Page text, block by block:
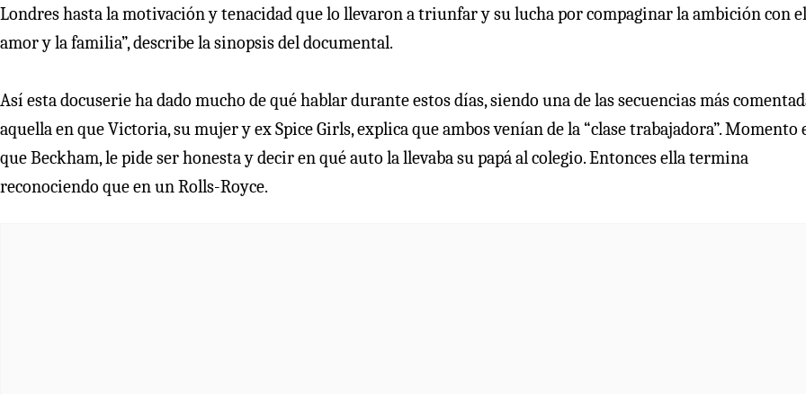
Londres hasta la motivación y tenacidad que lo llevaron a triunfar y su lucha por compaginar la ambición con el
amor y la familia”, describe la sinopsis del documental.
Así esta docuserie ha dado mucho de qué hablar durante estos días, siendo una de las secuencias más
aquella en que Victoria, su mujer y ex Spice Girls, explica que ambos venían de la “clase trabajadora”. Momento
que Beckham, le pide ser honesta y decir en qué auto la llevaba su papá al colegio. Entonces ella termina
reconociendo que en un Rolls-Royce.